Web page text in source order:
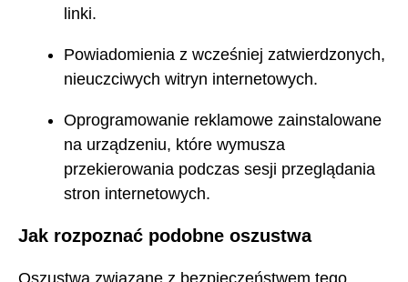
linki.
Powiadomienia z wcześniej zatwierdzonych,
nieuczciwych witryn internetowych.
Oprogramowanie reklamowe zainstalowane
na urządzeniu, które wymusza
przekierowania podczas sesji przeglądania
stron internetowych.
Jak rozpoznać podobne oszustwa